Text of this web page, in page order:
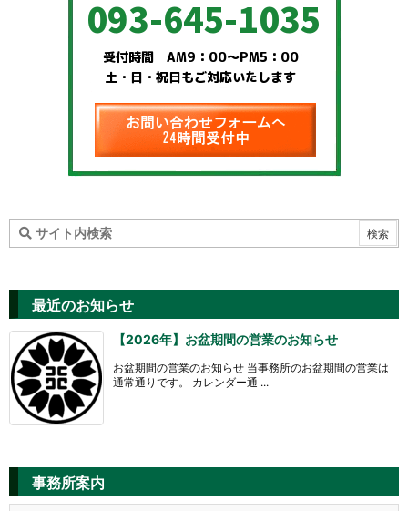
最近のお知らせ
【2026年】お盆期間の営業のお知らせ
お盆期間の営業のお知らせ 当事務所のお盆期間の営業は
通常通りです。 カレンダー通 ...
事務所案内